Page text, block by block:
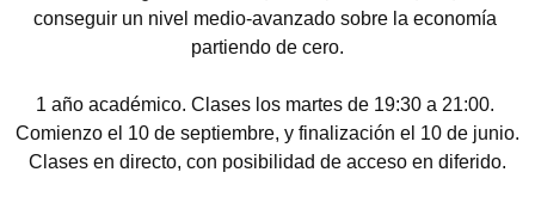
conseguir un nivel medio-avanzado sobre la economía
partiendo de cero.
1 año académico. Clases los martes de 19:30 a 21:00.
Comienzo el 10 de septiembre, y finalización el 10 de junio.
Clases en directo, con posibilidad de acceso en diferido.